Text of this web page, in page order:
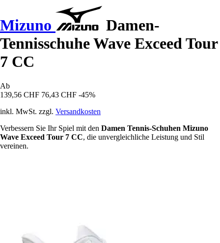
Mizuno
Damen-
Tennisschuhe Wave Exceed Tour
7 CC
Ab
139,56 CHF 76,43 CHF -45%
inkl. MwSt. zzgl. Versandkosten
Verbessern Sie Ihr Spiel mit den Damen Tennis-Schuhen Mizuno
Wave Exceed Tour 7 CC, die unvergleichliche Leistung und Stil
vereinen.